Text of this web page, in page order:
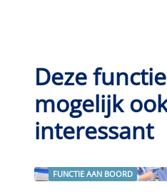
Deze
mogelijk
interessant
FUNCTIE AAN BOORD